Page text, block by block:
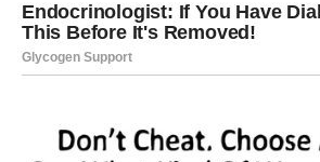
Srce dobija ono što je
Pred vama su posebni trenuci.
LAV